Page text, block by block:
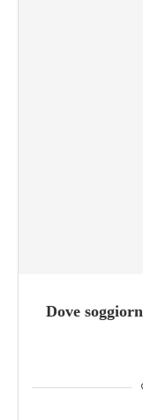
Dove